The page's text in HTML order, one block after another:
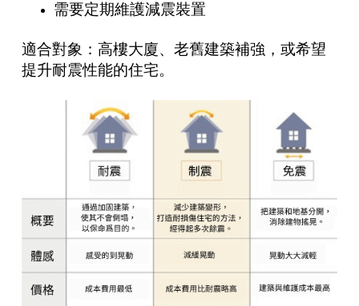
需要定期維護減震裝置
適合對象：高樓大廈、老舊建築補強，或希望
提升耐震性能的住宅。